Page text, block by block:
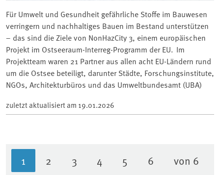
Für Umwelt und Gesundheit gefährliche Stoffe im Bauwesen
verringern und nachhaltiges Bauen im Bestand unterstützen
– das sind die Ziele von NonHazCity 3, einem europäischen
Projekt im Ostseeraum-Interreg-Programm der EU. Im
Projektteam waren 21 Partner aus allen acht EU-Ländern rund
um die Ostsee beteiligt, darunter Städte, Forschungsinstitute,
NGOs, Architekturbüros und das Umweltbundesamt (UBA)
zuletzt aktualisiert am 19.01.2026
Aktuelle Seite
1 Seite
2 Seite
3 Seite
4 Seite
5 Seite
6 von 6